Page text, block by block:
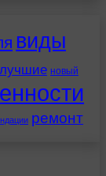
виды
лучшие новый
ремонт